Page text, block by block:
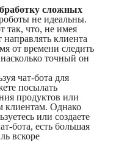
сложных
не идеальны.
так, что, не имея
направлять клиента
от времени следить
точный он
чат-бота для
посылать
продуктов или
клиентам. Однако
или создаете
бота, есть большая
вскоре